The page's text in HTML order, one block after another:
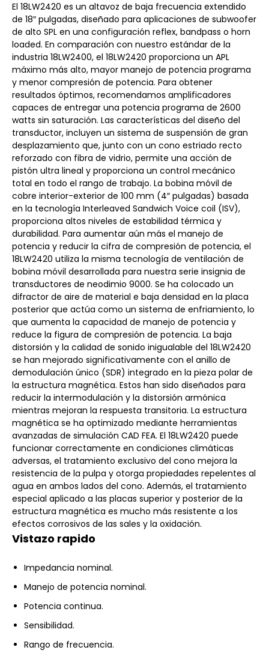
El 18LW2420 es un altavoz de baja frecuencia extendido
de 18″ pulgadas, diseñado para aplicaciones de subwoofer
de alto SPL en una configuración reflex, bandpass o horn
loaded. En comparación con nuestro estándar de la
industria 18LW2400, el 18LW2420 proporciona un APL
máximo más alto, mayor manejo de potencia programa
y menor compresión de potencia. Para obtener
resultados óptimos, recomendamos amplificadores
capaces de entregar una potencia programa de 2600
watts sin saturación. Las características del diseño del
transductor, incluyen un sistema de suspensión de gran
desplazamiento que, junto con un cono estriado recto
reforzado con fibra de vidrio, permite una acción de
pistón ultra lineal y proporciona un control mecánico
total en todo el rango de trabajo. La bobina móvil de
cobre interior-exterior de 100 mm (4″ pulgadas) basada
en la tecnología Interleaved Sandwich Voice coil (ISV),
proporciona altos niveles de estabilidad térmica y
durabilidad. Para aumentar aún más el manejo de
potencia y reducir la cifra de compresión de potencia, el
18LW2420 utiliza la misma tecnología de ventilación de
bobina móvil desarrollada para nuestra serie insignia de
transductores de neodimio 9000. Se ha colocado un
difractor de aire de material e baja densidad en la placa
posterior que actúa como un sistema de enfriamiento, lo
que aumenta la capacidad de manejo de potencia y
reduce la figura de compresión de potencia. La baja
distorsión y la calidad de sonido inigualable del 18LW2420
se han mejorado significativamente con el anillo de
demodulación único (SDR) integrado en la pieza polar de
la estructura magnética. Estos han sido diseñados para
reducir la intermodulación y la distorsión armónica
mientras mejoran la respuesta transitoria. La estructura
magnética se ha optimizado mediante herramientas
avanzadas de simulación CAD FEA. El 18LW2420 puede
funcionar correctamente en condiciones climáticas
adversas, el tratamiento exclusivo del cono mejora la
resistencia de la pulpa y otorga propiedades repelentes al
agua en ambos lados del cono. Además, el tratamiento
especial aplicado a las placas superior y posterior de la
estructura magnética es mucho más resistente a los
efectos corrosivos de las sales y la oxidación.
Vistazo rapido
Impedancia nominal.
Manejo de potencia nominal.
Potencia continua.
Sensibilidad.
Rango de frecuencia.